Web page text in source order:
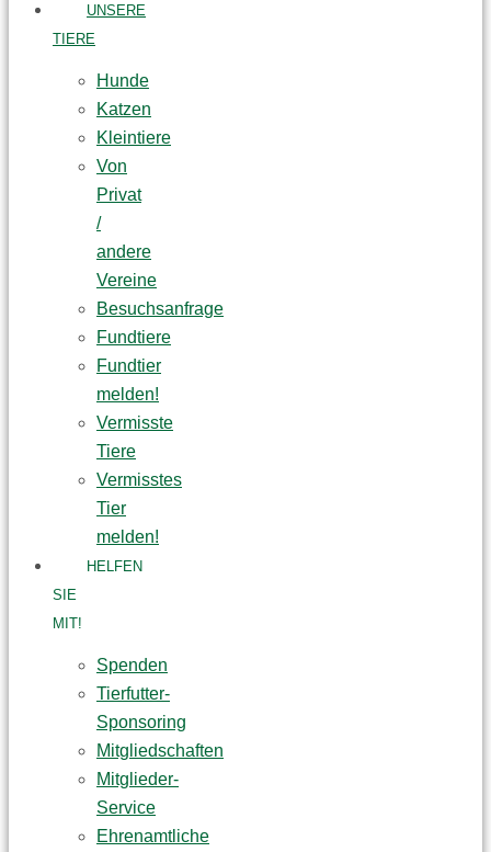
UNSERE
TIERE
Hunde
Katzen
Kleintiere
Von
Privat
/
andere
Vereine
Besuchsanfrage
Fundtiere
Fundtier
melden!
Vermisste
Tiere
Vermisstes
Tier
melden!
HELFEN
SIE
MIT!
Spenden
Tierfutter-
Sponsoring
Mitgliedschaften
Mitglieder-
Service
Ehrenamtliche